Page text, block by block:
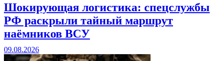
Шокирующая логистика: спецслужбы
РФ раскрыли тайный маршрут
наёмников ВСУ
09.08.2026